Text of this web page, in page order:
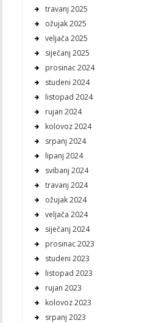
travanj 2025
ožujak 2025
veljača 2025
siječanj 2025
prosinac 2024
studeni 2024
listopad 2024
rujan 2024
kolovoz 2024
srpanj 2024
lipanj 2024
svibanj 2024
travanj 2024
ožujak 2024
veljača 2024
siječanj 2024
prosinac 2023
studeni 2023
listopad 2023
rujan 2023
kolovoz 2023
srpanj 2023